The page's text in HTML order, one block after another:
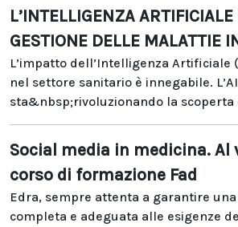
L’INTELLIGENZA
GESTIONE DELLE MALATTIE
L’impatto dell’Intelligenza Artificiale
nel settore sanitario è innegabile. L’AI
sta&nbsp;rivoluzionando la scoperta
Social media in medicina. Al
corso di formazione Fad
Edra, sempre attenta a garantire
completa e adeguata alle esigenze